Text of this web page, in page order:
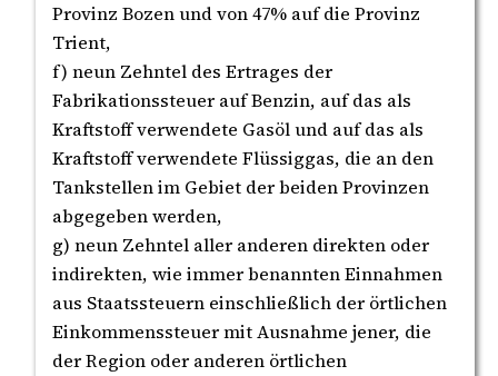
Provinz Bozen und von 47% auf die Provinz
Trient,
f) neun Zehntel des Ertrages der
Fabrikationssteuer auf Benzin, auf das als
Kraftstoff verwendete Gasöl und auf das als
Kraftstoff verwendete Flüssiggas, die an den
Tankstellen im Gebiet der beiden Provinzen
abgegeben werden,
g) neun Zehntel aller anderen direkten oder
indirekten, wie immer benannten Einnahmen
aus Staatssteuern einschließlich der örtlichen
Einkommenssteuer mit Ausnahme jener, die
der Region oder anderen örtlichen